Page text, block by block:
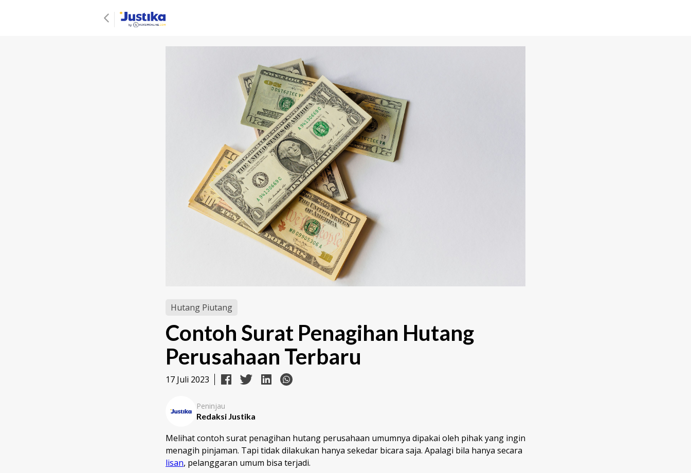
Hutang Piutang
Contoh Surat Penagihan Hutang
Perusahaan Terbaru
17 Juli 2023
Peninjau
Redaksi Justika
Melihat contoh surat penagihan hutang perusahaan umumnya dipakai oleh pihak yang ingin
menagih pinjaman. Tapi tidak dilakukan hanya sekedar bicara saja. Apalagi bila hanya secara
lisan, pelanggaran umum bisa terjadi.